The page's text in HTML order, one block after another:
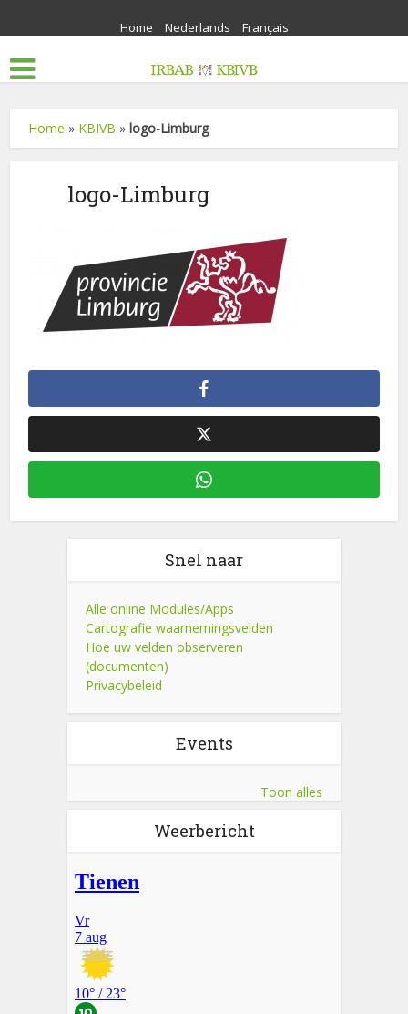
Home Nederlands Français
Home » KBIVB »logo-Limburg
logo-Limburg
Snel naar
Alle online Modules/Apps
Cartografie waarnemingsvelden
Hoe uw velden observeren
(documenten)
Privacybeleid
Events
Toon alles
Weerbericht